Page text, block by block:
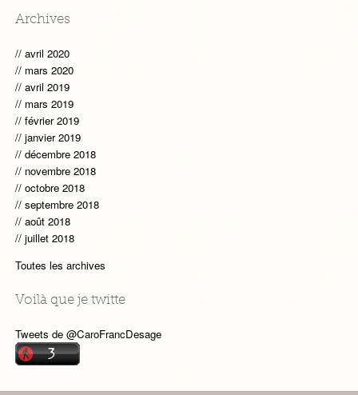
Archives
avril 2020
mars 2020
avril 2019
mars 2019
février 2019
janvier 2019
décembre 2018
novembre 2018
octobre 2018
septembre 2018
août 2018
juillet 2018
Toutes les archives
Voilà que je twitte
Tweets de @CaroFrancDesage